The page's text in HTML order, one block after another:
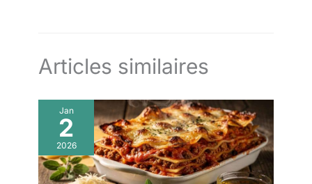
Articles similaires
Jan
2
2026